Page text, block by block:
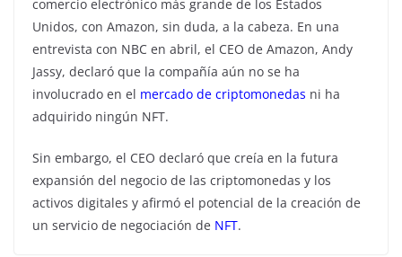
comercio electrónico más grande de los Estados
Unidos, con Amazon, sin duda, a la cabeza. En una
entrevista con NBC en abril, el CEO de Amazon, Andy
Jassy, ​​declaró que la compañía aún no se ha
involucrado en el mercado de criptomonedas ni ha
adquirido ningún NFT.
Sin embargo, el CEO declaró que creía en la futura
expansión del negocio de las criptomonedas y los
activos digitales y afirmó el potencial de la creación de
un servicio de negociación de NFT.